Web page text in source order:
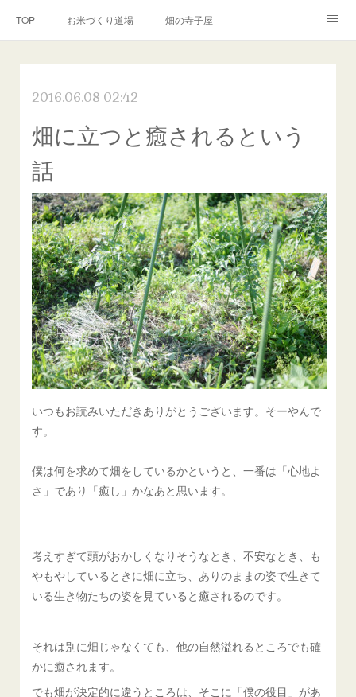
TOP お米づくり道場 畑の寺子屋
お問い合わせ リンク(SNS)
2016.06.08 02:42
畑に立つと癒されるという
話
いつもお読みいただきありがとうございます。そーやんで
す。
僕は何を求めて畑をしているかというと、一番は「心地よ
さ」であり「癒し」かなあと思います。
考えすぎて頭がおかしくなりそうなとき、不安なとき、も
やもやしているときに畑に立ち、ありのままの姿で生きて
いる生き物たちの姿を見ていると癒されるのです。
それは別に畑じゃなくても、他の自然溢れるところでも確
かに癒されます。
でも畑が決定的に違うところは、そこに「僕の役目」があ